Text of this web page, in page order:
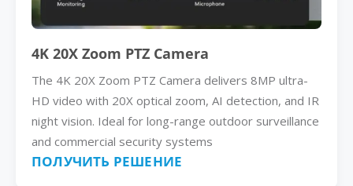
4K 20X Zoom PTZ Camera
The 4K 20X Zoom PTZ Camera delivers 8MP ultra-
HD video with 20X optical zoom, AI detection, and IR
night vision. Ideal for long-range outdoor surveillance
and commercial security systems
ПОЛУЧИТЬ РЕШЕНИЕ